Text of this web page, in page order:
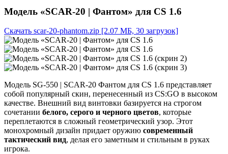
Модель «SCAR-20 | Фантом» для CS 1.6
Скачать scar-20-phantom.zip [2.07 МБ, 30 загрузок]
Модель SG-550 | SCAR-20 Фантом для CS 1.6 представляет
собой популярный скин, перенесенный из CS:GO в высоком
качестве. Внешний вид винтовки базируется на строгом
сочетании белого, серого и черного цветов, которые
переплетаются в сложный геометрический узор. Этот
монохромный дизайн придает оружию современный
тактический вид, делая его заметным и стильным в руках
игрока.